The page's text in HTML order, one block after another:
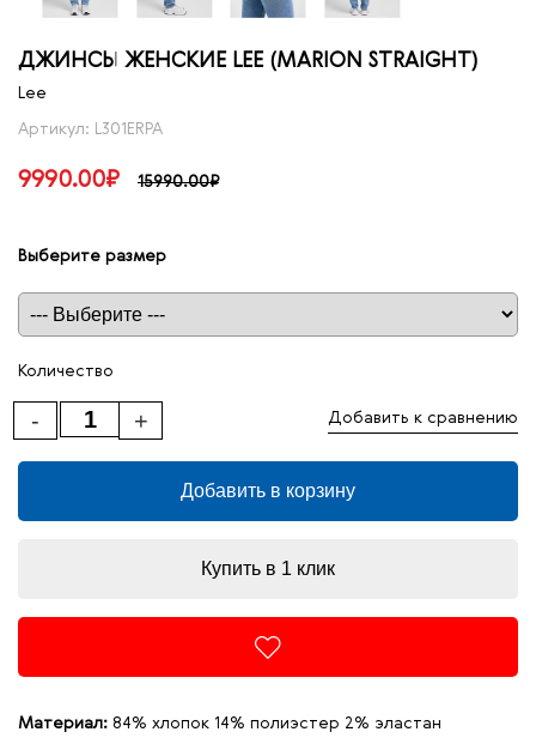
ДЖИНСЫ ЖЕНСКИЕ LEE (MARION STRAIGHT)
Lee
Артикул: L301ERPA
9990.00₽ 15990.00₽
Выберите размер
Таблица размеров
Количество
+
- Добавить к сравнению
Добавить в корзину
Купить в 1 клик
Материал: 84% хлопок 14% полиэстер 2% эластан